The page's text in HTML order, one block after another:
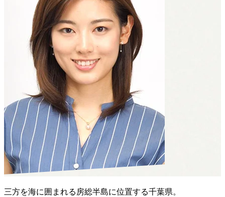
三方を海に囲まれる房総半島に位置する千葉県。